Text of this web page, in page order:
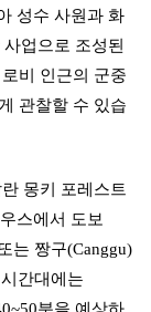
성수 사원과 화
업으로 조성된
비 인근의 군중
관찰할 수 있습
몽키 포레스트
스에서 도보
는 짱구(Canggu)
간대에는
분을 예상하